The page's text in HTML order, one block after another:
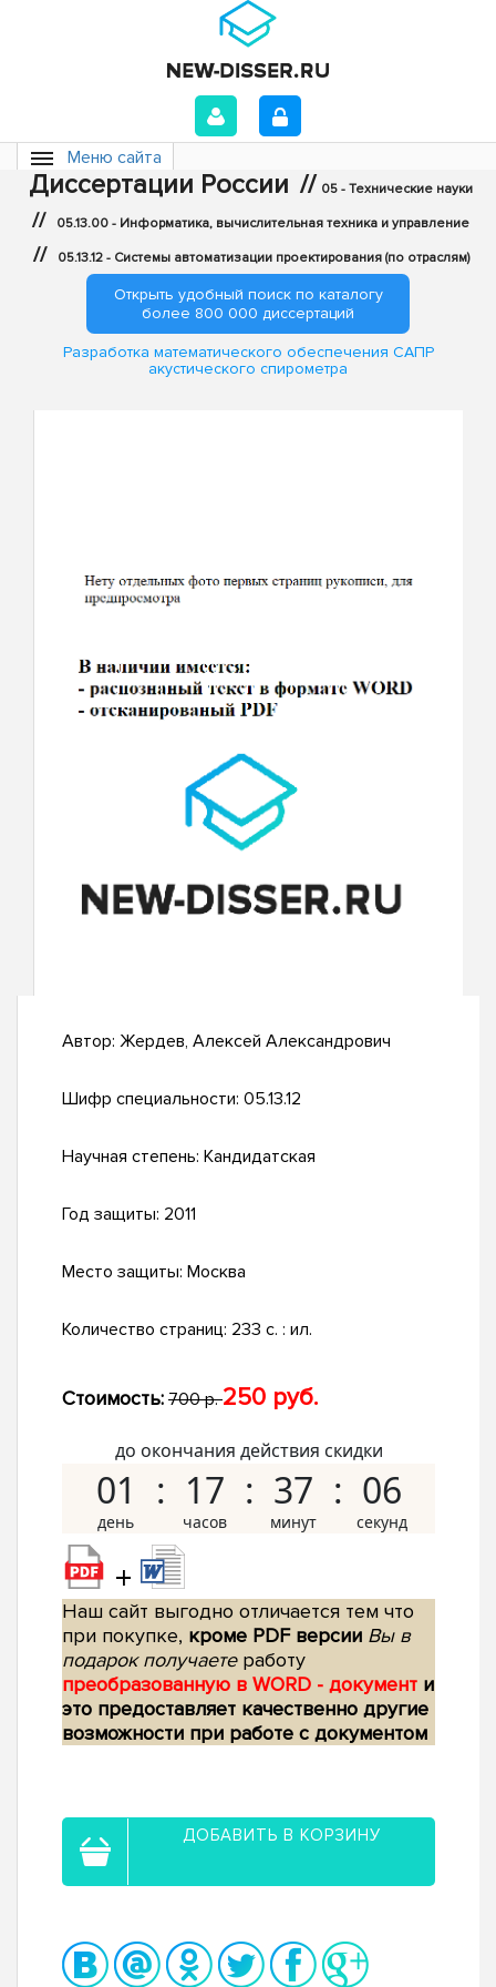
Меню сайта
Диссертации России // 05 - Технические науки
// 05.13.00 - Информатика, вычислительная техника и управление
// 05.13.12 - Системы автоматизации проектирования (по отраслям)
Открыть удобный поиск по каталогу
более 800 000 диссертаций
Разработка математического обеспечения САПР
акустического спирометра
Автор: Жердев, Алексей Александрович
Шифр специальности: 05.13.12
Научная степень: Кандидатская
Год защиты: 2011
Место защиты: Москва
Количество страниц: 233 с. : ил.
Стоимость: 700 р.250 руб.
до окончания действия скидки
01 17 37 05
+
Наш сайт выгодно отличается тем что
при покупке, кроме PDF версии Вы в
подарок получаетеработу
преобразованную в WORD - документ и
это предоставляет качественно другие
возможности при работе с документом
ДОБАВИТЬ В КОРЗИНУ